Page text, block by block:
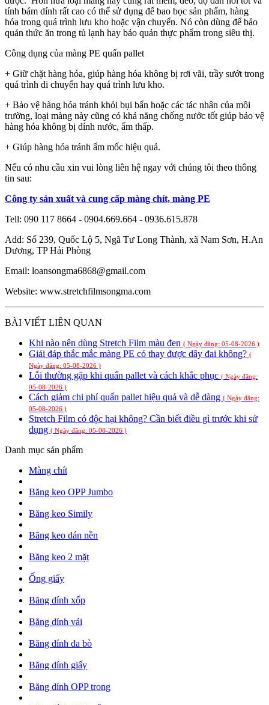
tính bám dính rất cao có thể sử dụng để bao bọc sản phẩm, hàng
hóa trong quá trình lưu kho hoặc vận chuyển. Nó còn dùng để bảo
quản thức ăn trong tủ lạnh hay bảo quản thực phẩm trong siêu thị.
Công dụng của màng PE quấn pallet
+ Giữ chặt hàng hóa, giúp hàng hóa không bị rơi vãi, trầy sướt trong
quá trình di chuyển hay quá trình lưu kho.
+ Bảo vệ hàng hóa tránh khỏi bụi bẩn hoặc các tác nhân của môi
trường, loại màng này cũng có khả năng chống nước tốt giúp bảo vệ
hàng hóa không bị dính nước, ẩm thấp.
+ Giúp hàng hóa tránh ẩm mốc hiệu quả.
Nếu có nhu cầu xin vui lòng liên hệ ngay với chúng tôi theo thông
tin sau:
Công ty sản xuất và cung cấp màng chít, màng PE
Tell: 090 117 8664 - 0904.669.664 - 0936.615.878
Add: Số 239, Quốc Lộ 5, Ngã Tư Long Thành, xã Nam Sơn, H.An
Dương, TP Hải Phòng
Email: loansongma6868@gmail.com
Website: www.stretchfilmsongma.com
BÀI VIẾT LIÊN QUAN
Khi nào nên dùng Stretch Film màu đen ( Ngày đăng: 05-08-2026 )
Giải đáp thắc mắc màng PE có thay được dây đai không? (
Ngày đăng: 05-08-2026 )
Lỗi thường gặp khi quấn pallet và cách khắc phục ( Ngày đăng:
05-08-2026 )
Cách giảm chi phí quấn pallet hiệu quả và dễ dàng ( Ngày đăng:
05-08-2026 )
Stretch Film có độc hại không? Cần biết điều gì trước khi sử
dụng ( Ngày đăng: 05-08-2026 )
Danh mục sản phẩm
Màng chít
Băng keo OPP Jumbo
Băng keo Simily
Băng keo dán nền
Băng keo 2 mặt
Ống giấy
Băng dính xốp
Băng dính vải
Băng dính da bò
Băng dính giấy
Băng dính OPP trong